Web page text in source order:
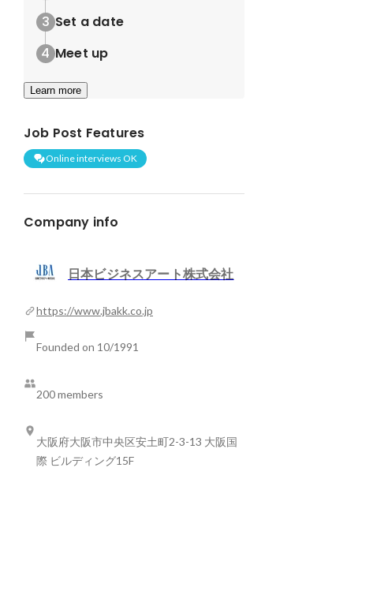
Set a date
Meet up
Learn more
Job Post Features
Online interviews OK
Company info
日本ビジネスアート株式会社
https://www.jbakk.co.jp
Founded on 10/1991
200 members
大阪府大阪市中央区安土町2-3-13 大阪国
際 ビルディング15F